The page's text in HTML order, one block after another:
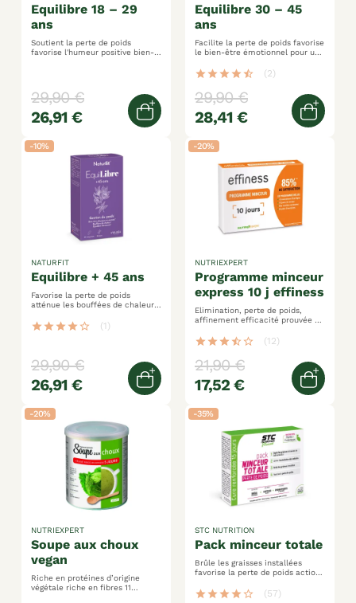
equilibre 18 – 29
ans
Soutient la perte de poids
favorise l'humeur positive bien-
29,90 €
26,91 €
Ajouter au panier
equilibre 30 – 45
ans
Facilite la perte de poids favorise
le bien-être émotionnel pour un
star star star star star_half (2)
29,90 €
28,41 €
-10%
equilibre + 45 ans
NATURFIT
Favorise la perte de poids
atténue les bouffées de chaleur
star star star star star_border (1)
29,90 €
26,91 €
Ajouter au panier
-20%
programme minceur
express 10 j effiness
NUTRIEXPERT
Elimination, perte de poids,
affinement efficacité prouvée en
en 10 jours seulement !
star star star star_half star_border (12)
21,90 €
17,52 €
-20%
soupe aux choux
vegan
NUTRIEXPERT
Riche en protéines d’origine
végétale riche en fibres 11
-35%
pack minceur totale
STC NUTRITION
Brûle les graisses installées
favorise la perte de poids action
star star star star star_border (57)